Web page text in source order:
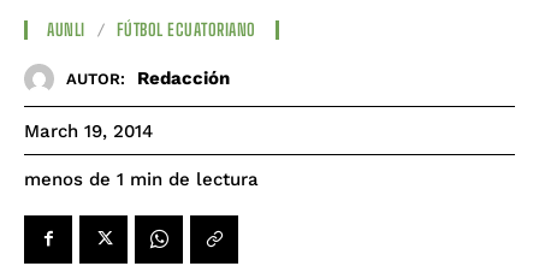
AUNLI FÚTBOL ECUATORIANO
AUTOR: Redacción
March 19, 2014
menos de 1 min de lectura